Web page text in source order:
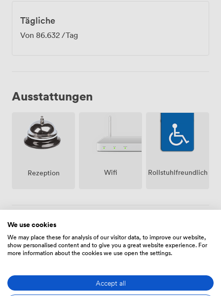
Tägliche
Von 86.632 /Tag
Ausstattungen
Rezeption Wifi Rollstuhlfreundlich
Menü
We use cookies
We may place these for analysis of our visitor data, to improve our website,
show personalised content and to give you a great website experience. For
more information about the cookies we use open the settings.
Accept all